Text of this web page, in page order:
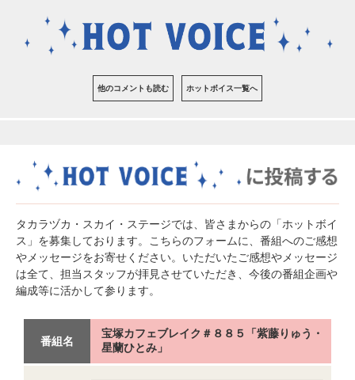
他のコメントも読む ホットボイス一覧へ
タカラヅカ・スカイ・ステージでは、皆さまからの「ホットボイ
ス」を募集しております。こちらのフォームに、番組へのご感想
やメッセージをお寄せください。いただいたご感想やメッセージ
は全て、担当スタッフが拝見させていただき、今後の番組企画や
編成等に活かして参ります。
番組名
宝塚カフェブレイク＃８８５「紫藤りゅう・
星蘭ひとみ」